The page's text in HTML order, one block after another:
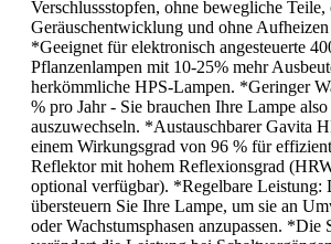
Verschlussstopfen, ohne bewegliche Teile,
Geräuschentwicklung und ohne Aufheizen
*Geeignet für elektronisch angesteuerte
Pflanzenlampen mit 10-25% mehr
herkömmliche HPS-Lampen. *Geringer
% pro Jahr - Sie brauchen Ihre Lampe
auszuwechseln. *Austauschbarer Gavita
einem Wirkungsgrad von 96 % für
Reflektor mit hohem Reflexionsgrad
optional verfügbar). *Regelbare Leistung:
übersteuern Sie Ihre Lampe, um sie an
oder Wachstumsphasen anzupassen.